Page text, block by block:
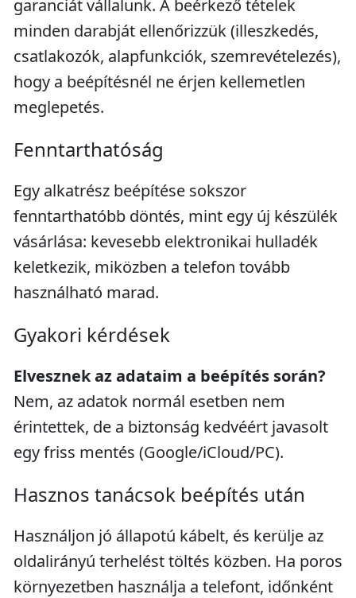
garanciát vállalunk. A beérkező tételek
minden darabját ellenőrizzük (illeszkedés,
csatlakozók, alapfunkciók, szemrevételezés),
hogy a beépítésnél ne érjen kellemetlen
meglepetés.
Fenntarthatóság
Egy alkatrész beépítése sokszor
fenntarthatóbb döntés, mint egy új készülék
vásárlása: kevesebb elektronikai hulladék
keletkezik, miközben a telefon tovább
használható marad.
Gyakori kérdések
Elvesznek az adataim a beépítés során?
Nem, az adatok normál esetben nem
érintettek, de a biztonság kedvéért javasolt
egy friss mentés (Google/iCloud/PC).
Hasznos tanácsok beépítés után
Használjon jó állapotú kábelt, és kerülje az
oldalirányú terhelést töltés közben. Ha poros
környezetben használja a telefont, időnként